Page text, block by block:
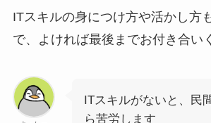
ITスキルの身につけ方や活かし方
で、よければ最後までお付き合い
ITスキルがないと、民
ら苦労します